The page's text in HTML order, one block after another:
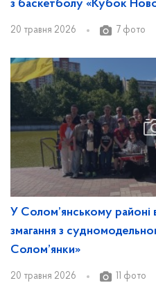
з баскетболу «Кубок
20 травня 2026 7 фото
У Солом’янському районі
змагання з
Солом’янки»
20 травня 2026 11 фото